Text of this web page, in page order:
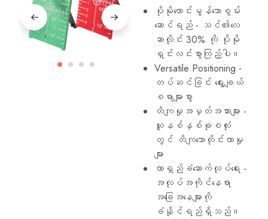
ကိရိယာ
များ၏
ထိပ်တန်း
ထုတ်လုပ်သူ
များ၊
အလိုအလျောက်
အဆင့်
များ၊
လေ
အဆင့်
ပိုမိုကောင်းမွန်သောစွမ်း
ဆောင်ရည် - သင်၏လေ
ဆာလိုင်း 30% ကို ပိုမို
ရှင်းလင်းစွာကြည့်ပါ။
Versatile Positioning -
တပ်ဆင်ခြင်း ရွေးချယ်
စရာများစွာ
တိကျမှုအမှတ်အသားများ -
ယူနစ်နှစ်ခုစလုံး
တွင် တိကျသောတိုင်းတာမှု
များ
တာရှည်ခံဆောက်လုပ်ရေး -
အလုပ်အကိုင်နေရာ
အခြေအနေများကို
ခံနိုင်ရည်ရှိသည်။